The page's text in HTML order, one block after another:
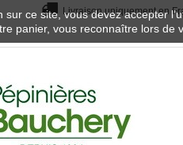
sur ce site, vous devez accepter
panier, vous reconnaître lors
Livraison uniquement en